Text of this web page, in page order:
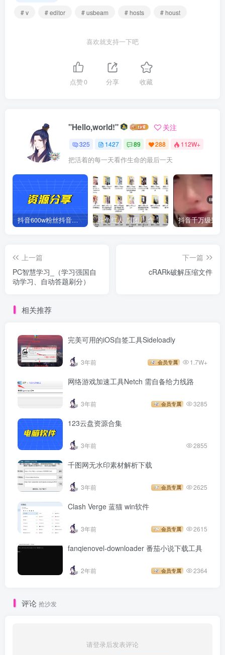
# v
# editor # usbeam # hosts # houst
喜欢就支持一下吧
点赞0 分享 收藏
"Hello,world!" 关注
325 1427 89 288 112W+
把活着的每一天看作生命的最后一天
抖音600w粉丝抖音网红痞幼一手资料 877P 500M 含私拍 斗鱼红人 腐团儿 含付费 大尺写真 32套
上一篇
PC智慧学习_（学习强国自
动学习、自动答题刷分）
下一篇
cRARk破解压缩文件
相关推荐
完美可用的iOS自签工具Sideloadly
3年前 会员专属 1.7W+
网络游戏加速工具Netch 需自备给力线路
3年前 会员专属 3285
123云盘资源合集
3年前 2855
千图网无水印素材解析下载
3年前 会员专属 2625
Clash Verge 蓝猫 win软件
3年前 会员专属 2615
fanqienovel-downloader 番茄小说下载工具
2年前 会员专属 2364
评论 抢沙发
请登录后发表评论